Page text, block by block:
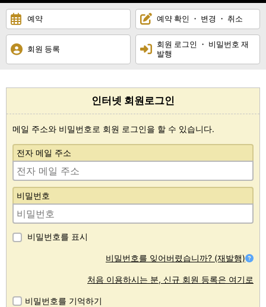
예약 예약 확인 ・ 변경 ・ 취소
회원 등록
회원 로그인 ・ 비밀번호 재
발행
인터넷 회원로그인
메일 주소와 비밀번호로 회원 로그인을 할 수 있습니다.
전자 메일 주소
비밀번호
비밀번호를 표시
비밀번호를 잊어버렸습니까? (재발행)
처음 이용하시는 분, 신규 회원 등록은 여기로
비밀번호를 기억하기